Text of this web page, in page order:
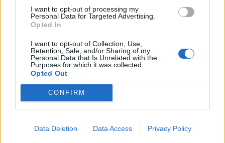
I want to opt-out of processing my
Personal Data for Targeted Advertising.
Opted In
I want to opt-out of Collection, Use,
Retention, Sale, and/or Sharing of my
Personal Data that Is Unrelated with the
Purposes for which it was collected.
Opted Out
CONFIRM
Data Deletion Data Access Privacy Policy
ΕΠΙΚΑΙΡΟΤΗΤΑ